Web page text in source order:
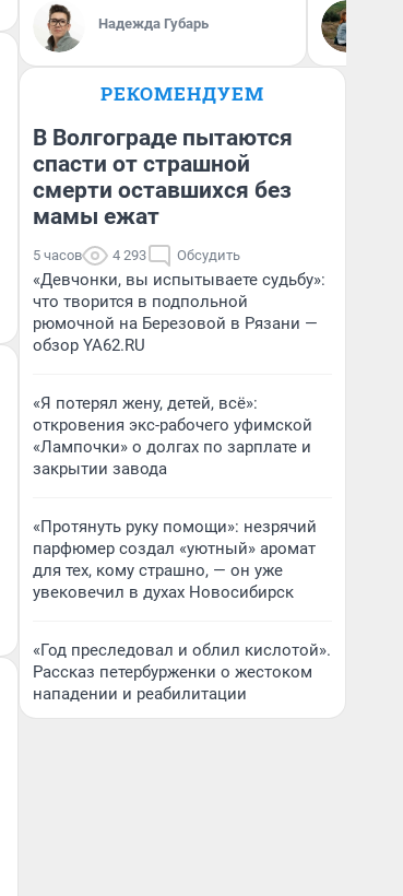
Надежда Губарь
РЕКОМЕНДУЕМ
В Волгограде пытаются
спасти от страшной
смерти оставшихся без
мамы ежат
5 часов 4 293 Обсудить
«Девчонки, вы испытываете судьбу»:
что творится в подпольной
рюмочной на Березовой в Рязани —
обзор YA62.RU
«Я потерял жену, детей, всё»:
откровения экс-рабочего уфимской
«Лампочки» о долгах по зарплате и
закрытии завода
«Протянуть руку помощи»: незрячий
парфюмер создал «уютный» аромат
для тех, кому страшно, — он уже
увековечил в духах Новосибирск
«Год преследовал и облил кислотой».
Рассказ петербурженки о жестоком
нападении и реабилитации